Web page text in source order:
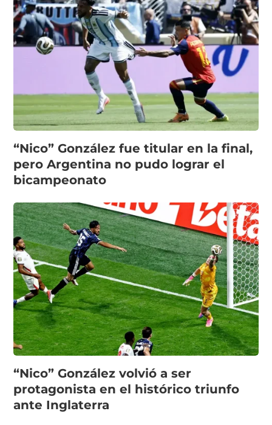
“Nico” González fue titular en la final,
pero Argentina no pudo lograr el
bicampeonato
“Nico” González volvió a ser
protagonista en el histórico triunfo
ante Inglaterra